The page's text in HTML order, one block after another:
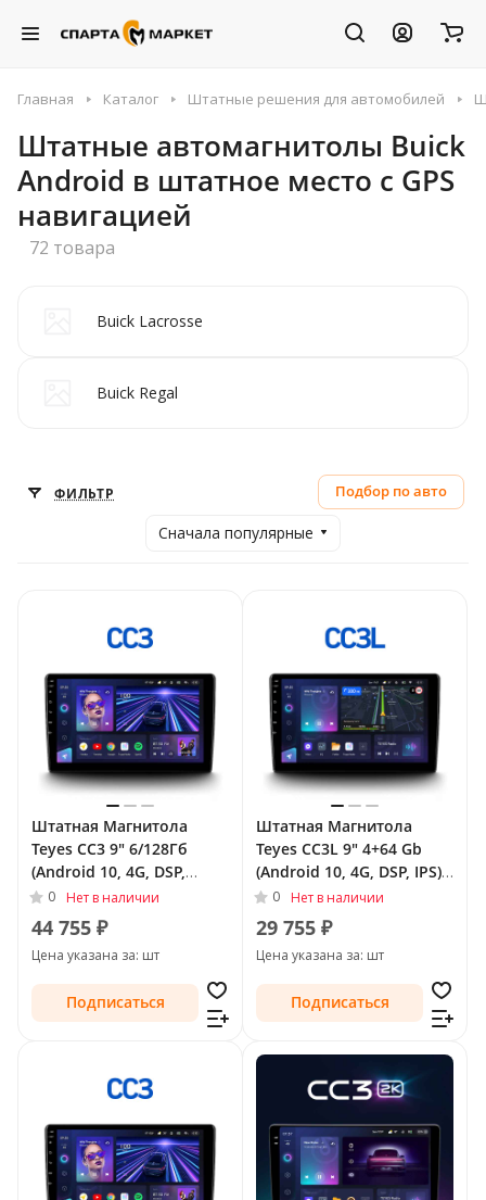
Главная Каталог Штатные решения для автомобилей
Штатные автомагнитолы Buick
Android в штатное место с GPS
навигацией
72 товара
Buick Lacrosse
Buick Regal
ФИЛЬТР Подбор по авто
Сначала популярные
Штатная Магнитола
Teyes CC3 9" 6/128Гб
(Android 10, 4G, DSP,
QLed) для Buick Regal V
2009 - 2013
0 Нет в наличии
44 755 ₽
Цена указана за: шт
Подписаться
Штатная Магнитола
Teyes CC3L 9" 4+64 Gb
(Android 10, 4G, DSP, IPS)
для Buick Regal V 2009 -
2013
0 Нет в наличии
29 755 ₽
Цена указана за: шт
Подписаться